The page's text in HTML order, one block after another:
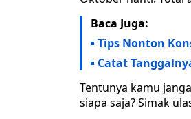
Baca Juga:
Tips Nonton
Catat
Tentunya kamu
siapa saja? Simak